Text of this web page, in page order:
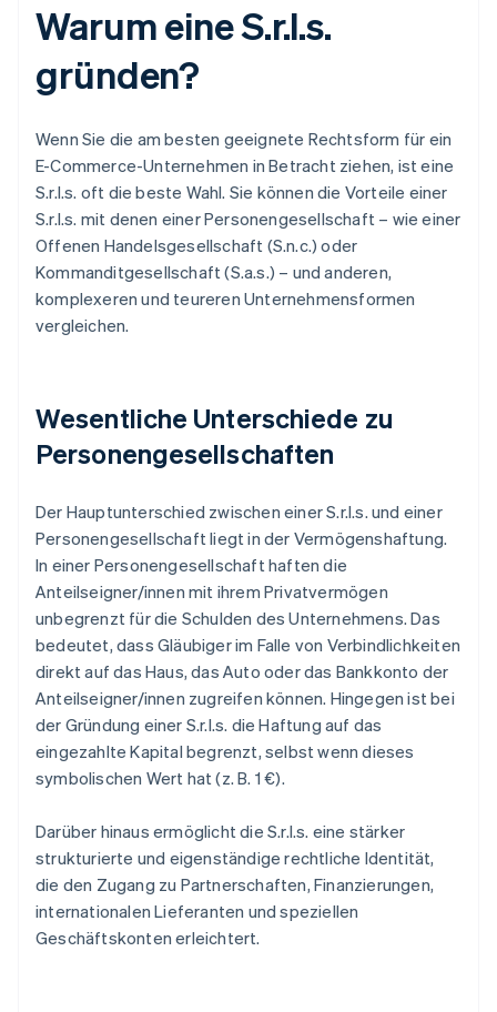
Warum eine S.r.l.s.
gründen?
Wenn Sie die am besten geeignete Rechtsform für ein
E-Commerce-Unternehmen in Betracht ziehen, ist eine
S.r.l.s. oft die beste Wahl. Sie können die Vorteile einer
S.r.l.s. mit denen einer Personengesellschaft – wie einer
Offenen Handelsgesellschaft (S.n.c.) oder
Kommanditgesellschaft (S.a.s.) – und anderen,
komplexeren und teureren Unternehmensformen
vergleichen.
Wesentliche Unterschiede zu
Personengesellschaften
Der Hauptunterschied zwischen einer S.r.l.s. und einer
Personengesellschaft liegt in der Vermögenshaftung.
In einer Personengesellschaft haften die
Anteilseigner/innen mit ihrem Privatvermögen
unbegrenzt für die Schulden des Unternehmens. Das
bedeutet, dass Gläubiger im Falle von Verbindlichkeiten
direkt auf das Haus, das Auto oder das Bankkonto der
Anteilseigner/innen zugreifen können. Hingegen ist bei
der Gründung einer S.r.l.s. die Haftung auf das
eingezahlte Kapital begrenzt, selbst wenn dieses
symbolischen Wert hat (z. B. 1 €).
Darüber hinaus ermöglicht die S.r.l.s. eine stärker
strukturierte und eigenständige rechtliche Identität,
die den Zugang zu Partnerschaften, Finanzierungen,
internationalen Lieferanten und speziellen
Geschäftskonten erleichtert.